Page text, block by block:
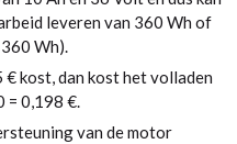
leveren van 360 Wh of
Wh).
€ kost, dan kost het volladen
= 0,198 €.
van de motor